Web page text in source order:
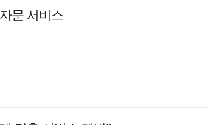
문 서비스